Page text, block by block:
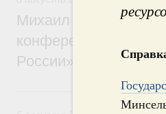
Михаил Мишустин
конференции
России»